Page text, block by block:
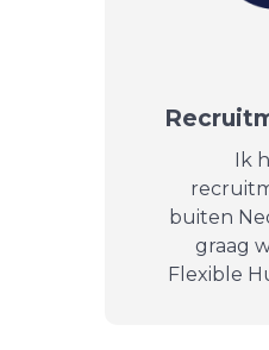
Ik
buiten
graag
Flexible